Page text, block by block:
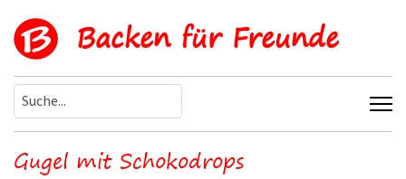
Backen für Freunde
Gugel mit Schokodrops